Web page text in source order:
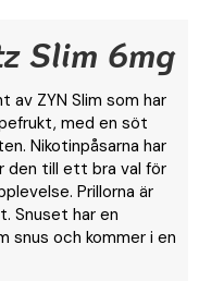
Slim 6mg
av ZYN Slim som har
med en söt
Nikotinpåsarna har
den till ett bra val för
Prillorna är
Snuset har en
snus och kommer i en